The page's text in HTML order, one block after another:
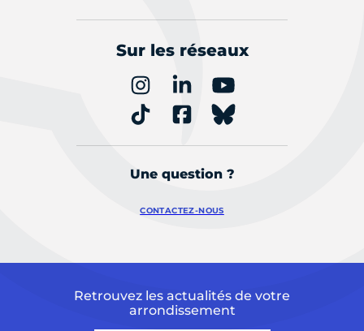
Sur les réseaux
Une question ?
CONTACTEZ-NOUS
Retrouvez les actualités de votre
arrondissement